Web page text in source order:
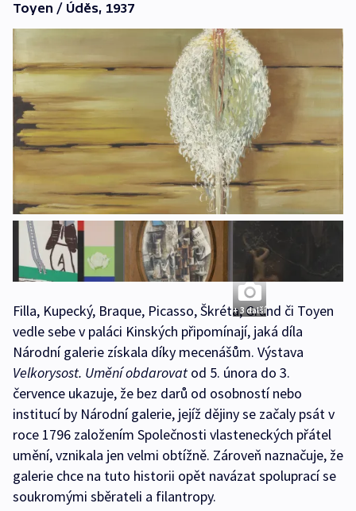
Toyen / Úděs, 1937
+ 3 další
Filla, Kupecký, Braque, Picasso, Škréta, Grund či Toyen
vedle sebe v paláci Kinských připomínají, jaká díla
Národní galerie získala díky mecenášům. Výstava
Velkorysost. Umění obdarovat od 5. února do 3.
července ukazuje, že bez darů od osobností nebo
institucí by Národní galerie, jejíž dějiny se začaly psát v
roce 1796 založením Společnosti vlasteneckých přátel
umění, vznikala jen velmi obtížně. Zároveň naznačuje, že
galerie chce na tuto historii opět navázat spoluprací se
soukromými sběrateli a filantropy.